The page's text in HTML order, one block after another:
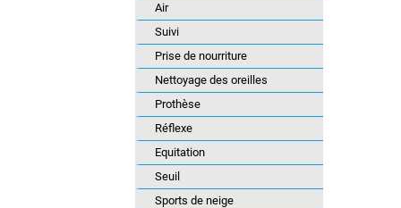
Air
Suivi
Prise de nourriture
Nettoyage des oreilles
Prothèse
Réflexe
Equitation
Seuil
Sports de neige